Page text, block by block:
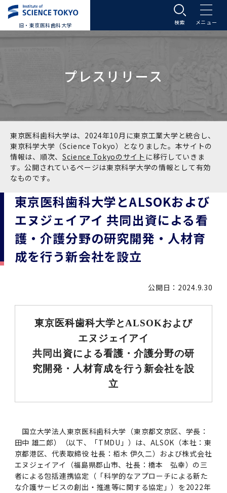
旧・東京医科歯科大学
大学案内トップ
学長メッセージ
基本理念・沿革
基本理念・沿革トップ
沿革
建物沿革
学生歌
東京医科歯科大学の特色
学問と教育の聖地 湯島に建つ東京医科歯科大
学
教育について
医療について
東京医科歯科大学の誓い
世界大学ランキング
アクセストップ
キャンパスマップ
運営組織
運営組織トップ
学長・役員
理事･監事
教育研究評議会
学長選考・監察会議
広報誌・刊行物
大学紹介動画
大学紹介動画トップ
大学紹介動画
多職種連携教育編
学長×医学部学生懇談
大学概要（冊子）
統合報告書
広報誌「Bloom! 医科歯科大」
英語版広報誌「TMDU ANNUAL NEWS」
写真で綴る 東京医科歯科大学
写真で綴る 東京医科歯科大学トップ
クラウドファンディング実施プロジェクト一覧
大学の計画と評価トップ
大学評価の制度について
大学評価の制度についてトップ
２．大学認証評価
３．自己点検・評価
1-1．第４期中期目標・中期計画等について【6
年間】
1-1．第４期中期目標・中期計画等について【6
第１期 中期目標・中期計画等について
第２期 中期目標・中期計画等について
1-2.年度計画・年度評価等について【第1期～
1-2.年度計画・年度評価等について【第1期～
第3期】トップ
（第１期中期目標期間中）年度計画、年度評価
2．認証評価
3．自己点検・評価
四大学連合
四大学連合トップ
四大学連合憲章等
四大学連合憲章等トップ
「大学院学生の教育研究交流」に関する協定書
「大学院学生の教育研究交流」に関する実施細
目
複合領域コース(四大学共通)
複合領域コースについて
各複合領域コースの概要
三大学連合（外部サイト）
医療管理政策学（MMA）コース（東京医科歯科
大学）
情報公開・個人情報
情報公開・個人情報トップ
統合報告書
法定公開情報
東京医科歯科大学ＳＤＧｓ推進宣言
男性職員の育児休業等取得推進宣言
ダイバーシティトップ
東京医科歯科大学ダイバーシティ＆インクルー
ジョン推進宣言等
コンプライアンス・ハラスメント
コンプライアンス・ハラスメントトップ
入学案内トップ
大学案内
学部受験生向け「大学案内」（冊子）
学部入学案内トップ
アドミッション・ポリシー
入試制度トップ
学部入試の変更点（予告）
入試データ
これまでの学部入試変更点
学部などについて
学部などについてトップ
ILA国府台
生体材料工学研究所
難治疾患研究所
学生生活などについて
学生生活などについてトップ
授業料・入学料・検定料
入学料・授業料の免除・徴収猶予について
アルバイトについて
イベント
医学部医学科サマープログラム
歯学部サマープログラム
試験問題及び解答例等の公表
大学院入学案内
大学院入学案内トップ
募集要項トップ
医歯学総合研究科
保健衛生学研究科
ョイント・ディグリープログラム：JDP）
WEB出願
アドミッション・ポリシー
過去の試験問題・入試データ
TOEFL-ITP試験結果（スコアレポート）の返
却について
大学院入学希望者向け入試説明会
学費・入学金・奨学金について
学費・入学金・奨学金についてトップ
大学院医歯学総合研究科生体検査科学講座
聴講生・科目等履修生および大学院研究生募集
医学部
歯学部
生体材料工学研究所
難治疾患研究所
大学院研究生
大学院保健衛生学研究科
学生生活
学生生活トップ
Science Tokyo SPRING (医歯学系)
今後の博士学生向け支援制度について
令和8年度（2026年度）総合知と癒しの次世代
フロントランナー育成プログラム Science
代フロントランナー育成プログラム Science
Tokyo SPRING(医歯学系)」対象学生の春募集
について
Call for Applications to Science Tokyo
Post-SPRING（MD）Program for the 2026
Academic Year by Eligible Students
Call for Applications to Science Tokyo
SPRING（MD）Program for the 2025
Academic Year by Eligible Students
(*Autumn admission)
Science Tokyo BOOST (医歯学系)トップ
令和8年度（2026年度）トップレベルAI研究の
ための共創型エキスパート人材育成プログラム
エキスパート人材育成プログラム対象学生（医
歯学系-BOOST生）の募集について
令和６年度（2024年度）TMDUトップレベル
AI研究のための共創型エキスパート人材育成プ
ログラム 対象学生（TMDU-BOOST生）の募
集について
CS（クリニシャン・サイエンティスト）養成支
援制度
CS（クリニシャン・サイエンティスト）養成支
Call for Applications for the Clinician
Scientist (CS) Training Support Program
for Academic Year 2026
授業・カリキュラム
四大学連合･複合領域コース
教育要項（学部シラバス）
履修要項（大学院シラバス）
保健衛生学研究科科目等履修生について
入学料・授業料・奨学金トップ
授業料・入学料・検定料
授業料・入学料・検定料トップ
授業料・入学料・検定料
入学料・授業料免除・徴収猶予について
(Admission & Tuition
Exemption/Deferment)
奨学金について
入学料・授業料免除・徴収猶予について
Exemption/Deferment)
入学料・授業料免除・徴収猶予について
(Admission & Tuition
Exemption/Deferment)トップ
【2026年4月入学者】入学料免除・徴収猶予申
奨学金について
奨学金についてトップ
日本学生支援機構
日本学生支援機構
留学情報
学生生活サポート
学生生活サポートトップ
アルバイトについて
アパート等の紹介
学生保険制度について
国民年金について
各種支援制度
就職・キャリア支援
就職・キャリア支援トップ
企業・官公庁・医療機関の皆様へ
在学生向け
サークル・学園祭
サークル・学園祭トップ
お茶の水祭
施設利用
施設利用トップ
教育研究組織等
教育研究組織等トップ
教育理念トップ
ポリシー
医学部（医学科･保健衛生学科）
歯学部（歯学科･口腔保健学科）
大学院医歯学総合研究科
大学院保健衛生学研究科
医学部（医学科･保健衛生学科）トップ
保健衛生学科 【看護学専攻】
保健衛生学科 【検査技術学専攻】
歯学部（歯学科･口腔保健学科）
歯学部（歯学科･口腔保健学科）トップ
歯学科
口腔保健学科【口腔保健衛生学専攻】
大学院医歯学総合研究科
大学院医歯学総合研究科トップ
修士課程 医歯理工保健学専攻
学（MMA）コース】
博士課程 医歯学専攻
博士課程 生命理工医療科学専攻
大学院保健衛生学研究科
大学院保健衛生学研究科トップ
博士課程共同災害看護学専攻
医学部（医学科･保健衛生学科）
歯学部（歯学科･口腔保健学科）
教養部トップ
公開講座・公開シンポジウム・講演会等のお知
ILA国府台担当教員一覧
大学院医歯学総合研究科
大学院医歯学総合研究科トップ
修士課程 医歯理工保健学専攻
修士課程 医歯理工保健学専攻トップ
分野構成
医歯学総合研究科修士課程履修要項（シラバ
ス）
学（MMA）コース】
修士課程 医歯理工保健学専攻 グローバルヘル
スリーダー養成 (MPH) コース
博士課程 医歯学専攻
大学院保健衛生学研究科
大学院保健衛生学研究科トップ
組織
教育研究分野組織、指導教員研究内容
寄附講座・寄附部門一覧
部門一覧
生体材料工学研究所
難治疾患研究所
大学病院
医科（医系診療部門）
歯科（歯系診療部門）
研究・連携トップ
外部資金
研究費獲得支援
e-Rad 府省共通研究開発管理システム(外部サ
イト)
科研費電子申請システム(外部サイト)
研究助成金
AMED研究費の年間公募スケジュール(学内専
用)
研究手続きトップ
倫理審査申請システム
利益相反申告システム(学外利用時VPN必要)
VPN必要)
倫理審査手続きについて
研究活動
研究情報データベース
research map
プレスリリース
研究組織トップ
統合研究機構・統合イノベーション推進機構
オープンイノベーションセンター
取り組み・規制
研究不正等の公表について
剽窃チェックツール(学内専用)
各種お問い合わせ先(事務部)
国際交流
大学基金
学内サイト
プレスリリース
東京医科歯科大学は、2024年10月に東京工業大学と統合し、
東京科学大学（Science Tokyo）となりました。本サイトの
情報は、順次、 Science Tokyoのサイト に移行していきま
す。公開されているページは東京科学大学の情報として有効
なものです。
東京医科歯科大学とALSOKおよび
エヌジェイアイ 共同出資による看
護・介護分野の研究開発・人材育
成を行う新会社を設立
公開日：2024.9.30
東京医科歯科大学とALSOKおよび
エヌジェイアイ
共同出資による看護・介護分野の研
究開発・人材育成を行う新会社を設
立
国立大学法人東京医科歯科大学（東京都文京区、学長：
田中 雄二郎）（以下、「TMDU」）は、ALSOK（本社：東
京都港区、代表取締役 社長：栢木 伊久二）および株式会社
エヌジェイアイ（福島県郡山市、社長：橋本 弘幸）の三
者による包括連携協定（「科学的なアプローチによる新た
な介護サービスの創出・推進等に関する協定」）を2022年